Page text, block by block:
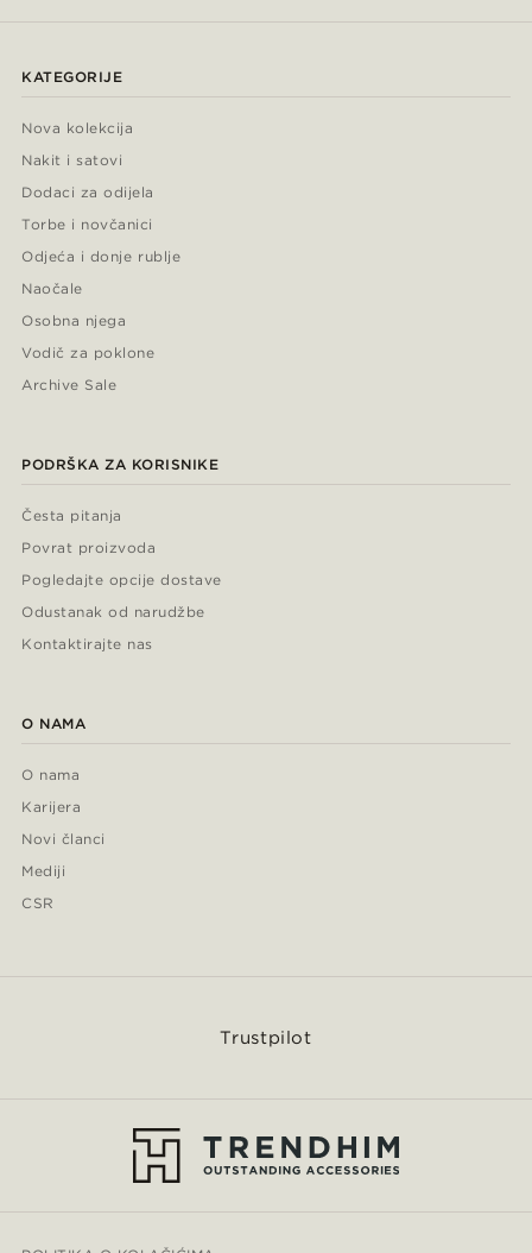
KATEGORIJE
Nova kolekcija
Nakit i satovi
Dodaci za odijela
Torbe i novčanici
Odjeća i donje rublje
Naočale
Osobna njega
Vodič za poklone
Archive Sale
PODRŠKA ZA KORISNIKE
Česta pitanja
Povrat proizvoda
Pogledajte opcije dostave
Odustanak od narudžbe
Kontaktirajte nas
O NAMA
O nama
Karijera
Novi članci
Mediji
CSR
Trustpilot